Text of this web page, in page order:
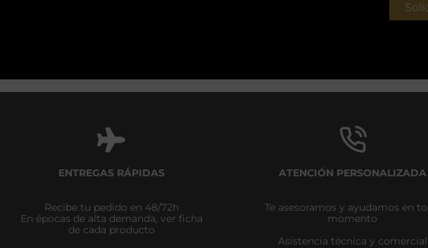
ENTREGAS RÁPIDAS
Recibe tu pedido en 48/72h
En épocas de alta demanda, ver ficha
de cada producto
ATENCIÓN PERSONALIZADA
Te asesoramos y ayudamos en
momento
Asistencia técnica y comercial